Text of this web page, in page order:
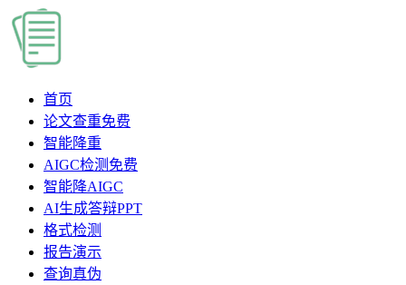
首页
论文查重免费
智能降重
AIGC检测 免费
智能降AIGC
AI生成答辩PPT
格式检测
报告演示
查询真伪